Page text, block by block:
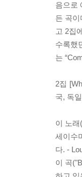
음으로
든 곡이
고 2집
수록했
는
2집
국, 독
이 노
세이수
다. -
이 곡